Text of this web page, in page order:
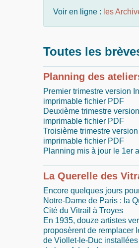
Voir en ligne : les
Toutes les
Planning des
Premier trimestre version
imprimable fichier PDF
Deuxième trimestre
imprimable fichier PDF
Troisième trimestre
imprimable fichier PDF
Planning mis à jour le 1er
La Querelle des
Encore quelques jours
Notre-Dame de Paris : la
Cité du Vitrail à Troyes
En 1935, douze artistes
proposèrent de remplacer
de Viollet-le-Duc